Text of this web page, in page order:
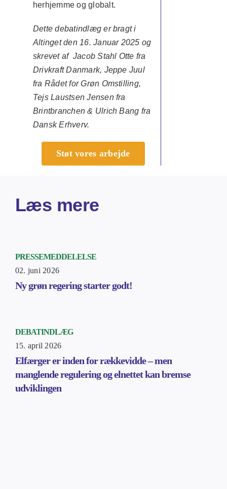
herhjemme og globalt.
Dette debatindlæg er bragt i
Altinget den 16. Januar 2025 og
skrevet af Jacob Stahl Otte fra
Drivkraft Danmark, Jeppe Juul
fra Rådet for Grøn Omstilling,
Tejs Laustsen Jensen fra
Brintbranchen & Ulrich Bang fra
Dansk Erhverv.
Støt vores arbejde
Læs mere
PRESSEMEDDELELSE
02. juni 2026
Ny grøn regering starter godt!
DEBATINDLÆG
15. april 2026
Elfærger er inden for rækkevidde – men
manglende regulering og elnettet kan bremse
udviklingen